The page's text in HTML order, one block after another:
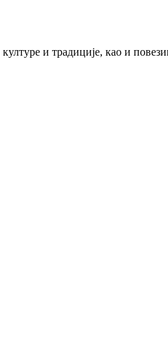
и традиције, као и